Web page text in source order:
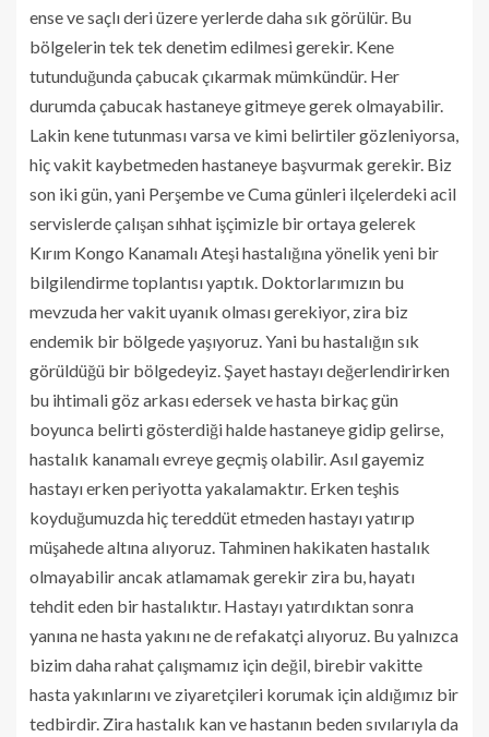
ense ve saçlı deri üzere yerlerde daha sık görülür. Bu
bölgelerin tek tek denetim edilmesi gerekir. Kene
tutunduğunda çabucak çıkarmak mümkündür. Her
durumda çabucak hastaneye gitmeye gerek olmayabilir.
Lakin kene tutunması varsa ve kimi belirtiler gözleniyorsa,
hiç vakit kaybetmeden hastaneye başvurmak gerekir. Biz
son iki gün, yani Perşembe ve Cuma günleri ilçelerdeki acil
servislerde çalışan sıhhat işçimizle bir ortaya gelerek
Kırım Kongo Kanamalı Ateşi hastalığına yönelik yeni bir
bilgilendirme toplantısı yaptık. Doktorlarımızın bu
mevzuda her vakit uyanık olması gerekiyor, zira biz
endemik bir bölgede yaşıyoruz. Yani bu hastalığın sık
görüldüğü bir bölgedeyiz. Şayet hastayı değerlendirirken
bu ihtimali göz arkası edersek ve hasta birkaç gün
boyunca belirti gösterdiği halde hastaneye gidip gelirse,
hastalık kanamalı evreye geçmiş olabilir. Asıl gayemiz
hastayı erken periyotta yakalamaktır. Erken teşhis
koyduğumuzda hiç tereddüt etmeden hastayı yatırıp
müşahede altına alıyoruz. Tahminen hakikaten hastalık
olmayabilir ancak atlamamak gerekir zira bu, hayatı
tehdit eden bir hastalıktır. Hastayı yatırdıktan sonra
yanına ne hasta yakını ne de refakatçi alıyoruz. Bu yalnızca
bizim daha rahat çalışmamız için değil, birebir vakitte
hasta yakınlarını ve ziyaretçileri korumak için aldığımız bir
tedbirdir. Zira hastalık kan ve hastanın beden sıvılarıyla da